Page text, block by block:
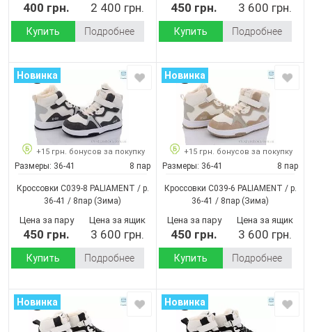
400 грн. 2 400 грн.
Купить Подробнее
450 грн. 3 600 грн.
Купить Подробнее
Новинка
+15 грн. бонусов за покупку
Размеры: 36-41 8 пар
Кроссовки C039-8 PALIAMENT / p.
36-41 / 8пар (Зима)
Цена за пару
450 грн.
Цена за ящик
3 600 грн.
Купить Подробнее
Новинка
+15 грн. бонусов за покупку
Размеры: 36-41 8 пар
Кроссовки C039-6 PALIAMENT / p.
36-41 / 8пар (Зима)
Цена за пару
450 грн.
Цена за ящик
3 600 грн.
Купить Подробнее
Новинка Новинка